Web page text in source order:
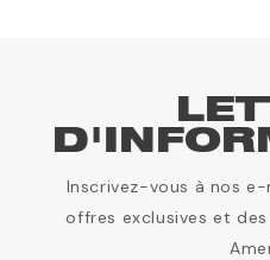
Inscrivez-vous à nos
offres exclusives et